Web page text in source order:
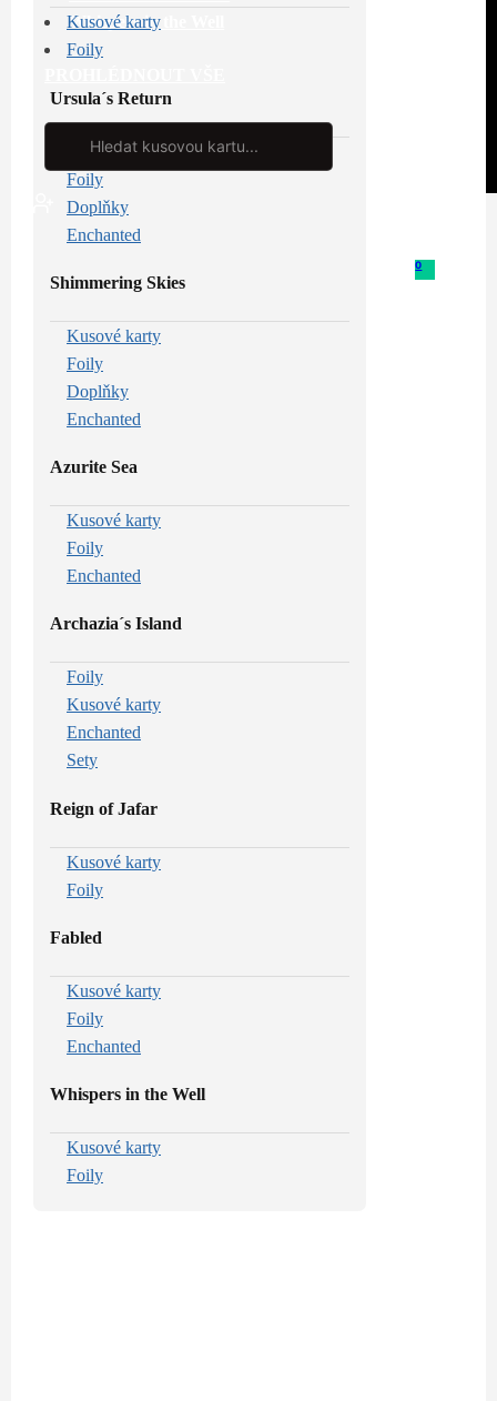
Whispers in the Well
Search
0
Kusové karty
Foily
Ursula´s Return
Kusové karty
Foily
Doplňky
Enchanted
Shimmering Skies
Kusové karty
Foily
Doplňky
Enchanted
Azurite Sea
Kusové karty
Foily
Enchanted
Archazia´s Island
Foily
Kusové karty
Enchanted
Sety
Reign of Jafar
Kusové karty
Foily
Fabled
Kusové karty
Foily
Enchanted
Whispers in the Well
Kusové karty
Foily